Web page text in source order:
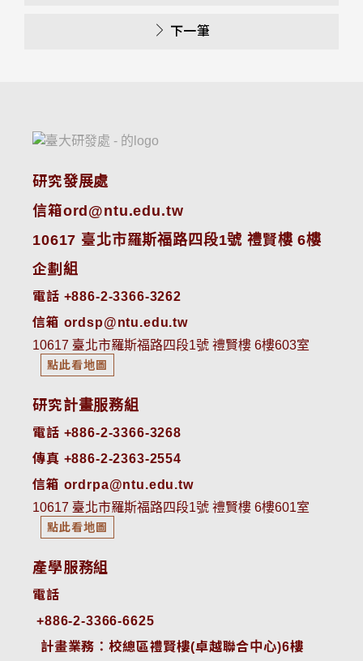
下一筆
研究發展處
信箱ord@ntu.edu.tw
10617 臺北市羅斯福路四段1號 禮賢樓 6樓
企劃組
電話 +886-2-3366-3262
信箱 ordsp@ntu.edu.tw
10617 臺北市羅斯福路四段1號 禮賢樓 6樓603室
點此看地圖
研究計畫服務組
電話 +886-2-3366-3268
傳真 +886-2-2363-2554
信箱 ordrpa@ntu.edu.tw
10617 臺北市羅斯福路四段1號 禮賢樓 6樓601室
點此看地圖
產學服務組
電話
+886-2-3366-6625
計畫業務：校總區禮賢樓(卓越聯合中心)6樓